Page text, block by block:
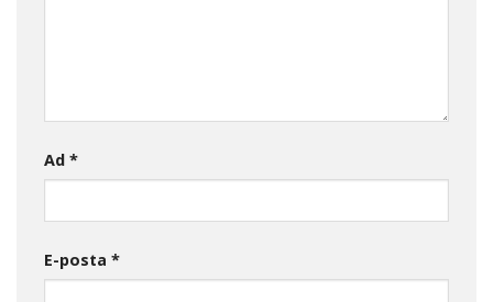
Ad *
E-posta *